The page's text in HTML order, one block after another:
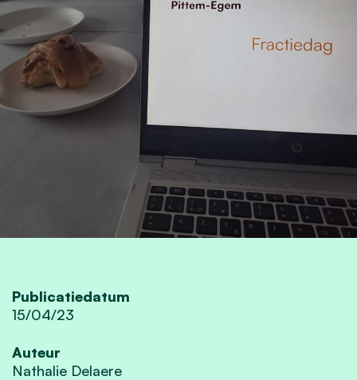
Publicatiedatum
15/04/23
Auteur
Nathalie Delaere